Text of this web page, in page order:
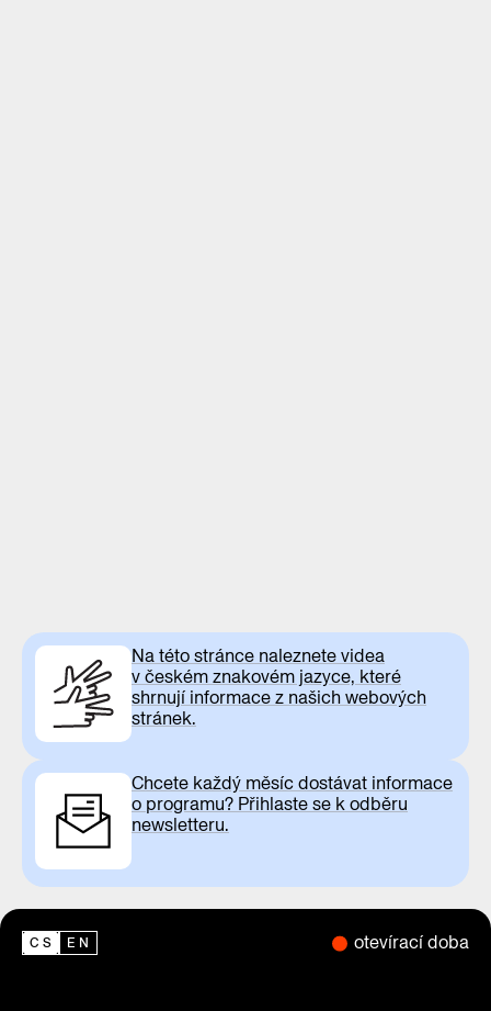
Na této stránce naleznete videa
v českém znakovém jazyce, které
shrnují informace z našich webových
stránek.
Chcete každý měsíc dostávat informace
o programu? Přihlaste se k odběru
newsletteru.
CS EN otevírací doba